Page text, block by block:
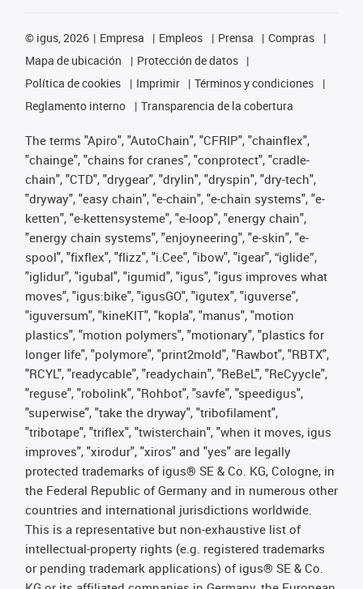
© igus, 2026 Empresa Empleos Prensa
Compras
Mapa de ubicación
Protección de datos
Política de cookies
Imprimir
Términos y condiciones
Reglamento interno
Transparencia de la cobertura
The terms "Apiro", "AutoChain", "CFRIP", "chainflex",
"chainge", "chains for cranes", "conprotect", "cradle-
chain", "CTD", "drygear", "drylin", "dryspin", "dry-tech",
"dryway", "easy chain", "e-chain", "e-chain systems", "e-
ketten", "e-kettensysteme", "e-loop", "energy chain",
"energy chain systems", "enjoyneering", "e-skin", "e-
spool", "fixflex", "flizz", "i.Cee", "ibow", "igear", “iglide”,
"iglidur", "igubal", "igumid", "igus", "igus improves what
moves", "igus:bike", "igusGO", "igutex", "iguverse",
"iguversum", "kineKIT", "kopla", "manus", "motion
plastics", "motion polymers", "motionary", "plastics for
longer life", "polymore", "print2mold", "Rawbot", "RBTX",
"RCYL", "readycable", "readychain", "ReBeL", "ReCyycle",
"reguse", "robolink", "Rohbot", "savfe", "speedigus",
"superwise", "take the dryway", "tribofilament",
"tribotape", "triflex", "twisterchain", "when it moves, igus
improves", "xirodur", "xiros" and "yes" are legally
protected trademarks of igus® SE & Co. KG, Cologne, in
the Federal Republic of Germany and in numerous other
countries and international jurisdictions worldwide.
This is a representative but non-exhaustive list of
intellectual-property rights (e.g. registered trademarks
or pending trademark applications) of igus® SE & Co.